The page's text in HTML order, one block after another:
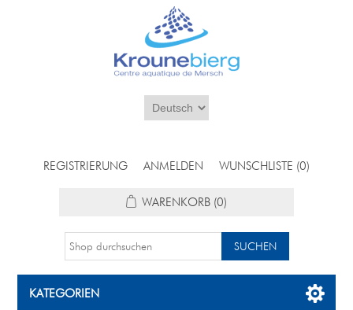
REGISTRIERUNG ANMELDEN WUNSCHLISTE (0)
WARENKORB (0)
KATEGORIEN